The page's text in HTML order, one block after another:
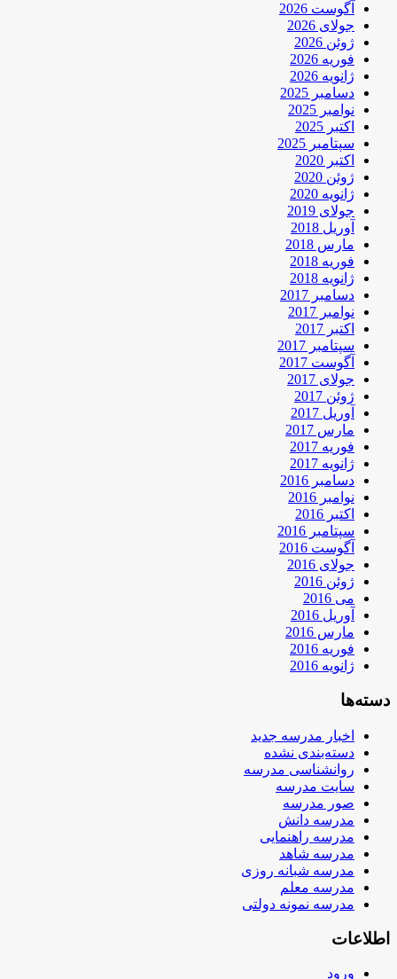
آگوست 2026
جولای 2026
ژوئن 2026
فوریه 2026
ژانویه 2026
دسامبر 2025
نوامبر 2025
اکتبر 2025
سپتامبر 2025
اکتبر 2020
ژوئن 2020
ژانویه 2020
جولای 2019
آوریل 2018
مارس 2018
فوریه 2018
ژانویه 2018
دسامبر 2017
نوامبر 2017
اکتبر 2017
سپتامبر 2017
آگوست 2017
جولای 2017
ژوئن 2017
آوریل 2017
مارس 2017
فوریه 2017
ژانویه 2017
دسامبر 2016
نوامبر 2016
اکتبر 2016
سپتامبر 2016
آگوست 2016
جولای 2016
ژوئن 2016
می 2016
آوریل 2016
مارس 2016
فوریه 2016
ژانویه 2016
دسته‌ها
اخبار مدرسه جدید
دسته‌بندی نشده
روانشناسی مدرسه
سایت مدرسه
صور مدرسه
مدرسه دانش
مدرسه راهنمایی
مدرسه شاهد
مدرسه شبانه روزی
مدرسه معلم
مدرسه نمونه دولتی
اطلاعات
ورود